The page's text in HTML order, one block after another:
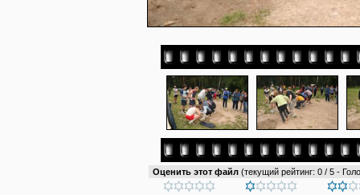
Оценить этот файл (текущий рейтинг: 0 / 5 -